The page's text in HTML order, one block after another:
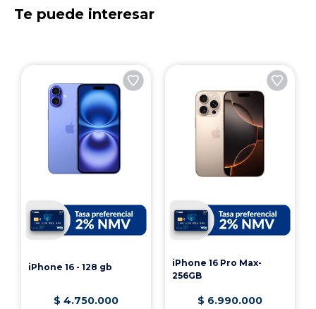
Te puede interesar
iPhone 16 - 128 gb
$ 4.750.000
iPhone 16 Pro Max-
256GB
$ 6.990.000